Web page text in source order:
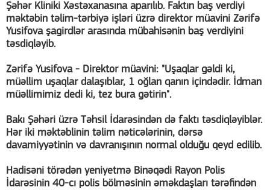
Şəhər Kliniki Xəstəxanasına aparılıb. Faktın baş verdiyi
məktəbin təlim-tərbiyə işləri üzrə direktor müavini Zərifə
Yusifova şagirdlər arasında mübahisənin baş verdiyini
təsdiqləyib.
Zərifə Yusifova - Direktor müavini: "Uşaqlar gəldi ki,
müəllim uşaqlar dalaşıblar, 1 oğlan qanın içindədir. İdman
müəllimimiz dedi ki, tez bura gətirin".
Bakı Şəhəri üzrə Təhsil İdarəsindən də faktı təsdiqləyiblər.
Hər iki məktəblinin təlim nəticələrinin, dərsə
davamiyyətinin və davranışının normal olduğu qeyd edilib.
Hadisəni törədən yeniyetmə Binəqədi Rayon Polis
İdarəsinin 40-cı polis bölməsinin əməkdaşları tərəfindən